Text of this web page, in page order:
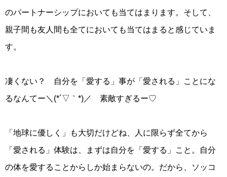
のパートナーシップにおいても当てはまります。そして、
親子間も友人間も全てにおいても当てはまると感じていま
す。
凄くない？ 自分を「愛する」事が「愛される」ことにな
るなんてー＼(*´▽｀*)／ 素敵すぎるー♡
「地球に優しく」も大切だけどね、人に限らず全てから
「愛される」体験は、まずは自分を「愛する」こと。自分
の体を愛することからしか始まらないの。だから、ソッコ